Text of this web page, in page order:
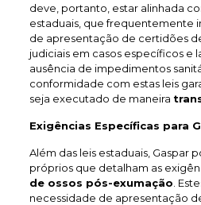
deve, portanto, estar alinhada
estaduais, que frequentemente
de apresentação de certidões
judiciais em casos específicos e
ausência de impedimentos
conformidade com estas leis
seja executado de maneira
Exigências Específicas para
Além das leis estaduais, Gaspar
próprios que detalham as
de ossos pós-exumação .
necessidade de apresentação